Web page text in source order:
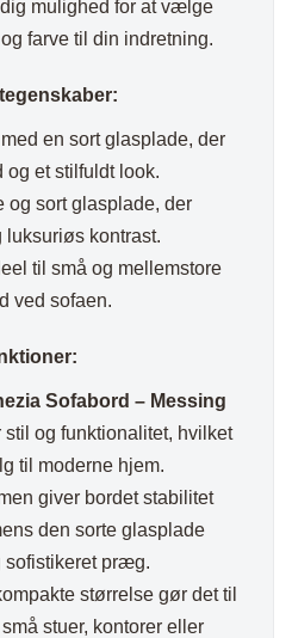
mulighed for at vælge
farve til din indretning.
en sort glasplade, der
og et stilfuldt look.
og sort glasplade, der
luksuriøs kontrast.
til små og mellemstore
ved sofaen.
Sofabord – Messing
stil og funktionalitet, hvilket
til moderne hjem.
giver bordet stabilitet
den sorte glasplade
sofistikeret præg.
størrelse gør det til
stuer, kontorer eller